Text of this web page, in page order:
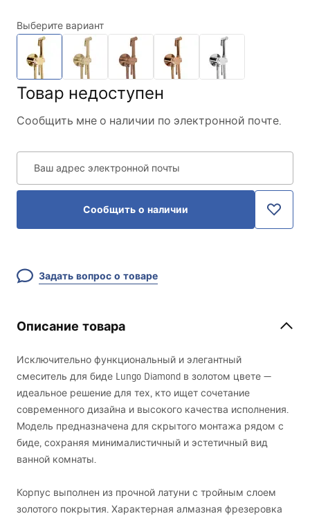
Выберите вариант
Товар недоступен
Сообщить мне о наличии по электронной почте.
Ваш адрес электронной почты
Сообщить о наличии
Задать вопрос о товаре
Описание товара
Исключительно функциональный и элегантный
смеситель для биде Lungo Diamond в золотом цвете —
идеальное решение для тех, кто ищет сочетание
современного дизайна и высокого качества исполнения.
Модель предназначена для скрытого монтажа рядом с
биде, сохраняя минималистичный и эстетичный вид
ванной комнаты.
Корпус выполнен из прочной латуни с тройным слоем
золотого покрытия. Характерная алмазная фрезеровка